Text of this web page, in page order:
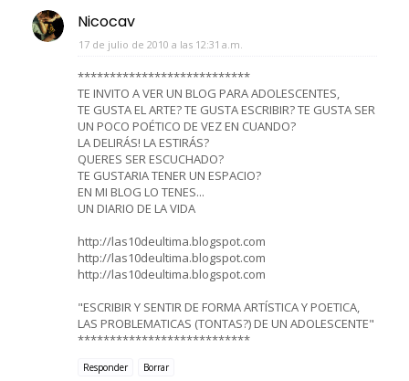
Nicocav
17 de julio de 2010 a las 12:31 a.m.
***************************
TE INVITO A VER UN BLOG PARA ADOLESCENTES,
TE GUSTA EL ARTE? TE GUSTA ESCRIBIR? TE GUSTA SER
UN POCO POÉTICO DE VEZ EN CUANDO?
LA DELIRÁS! LA ESTIRÁS?
QUERES SER ESCUCHADO?
TE GUSTARIA TENER UN ESPACIO?
EN MI BLOG LO TENES...
UN DIARIO DE LA VIDA
http://las10deultima.blogspot.com
http://las10deultima.blogspot.com
http://las10deultima.blogspot.com
"ESCRIBIR Y SENTIR DE FORMA ARTÍSTICA Y POETICA,
LAS PROBLEMATICAS (TONTAS?) DE UN ADOLESCENTE"
***************************
Responder Borrar